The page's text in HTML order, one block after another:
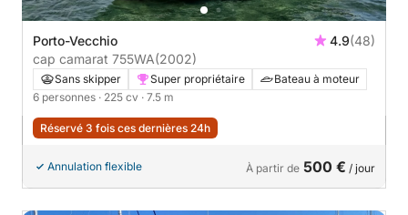
Porto-Vecchio 4.9(48)
cap camarat 755WA(2002)
Sans skipper Super propriétaire
Bateau à moteur
6 personnes · 225 cv · 7.5 m
Réservé 3 fois ces dernières 24h
Annulation flexible À partir de 500 € / jour